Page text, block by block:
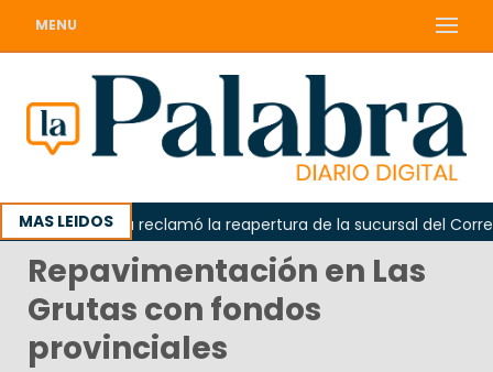
MENU
MAS LEIDOS
Odarda reclamó la reapertura de la sucursal del Correo
Repavimentación en Las
Grutas con fondos
provinciales